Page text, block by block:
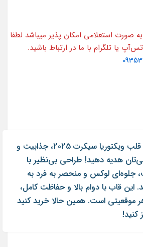
استعلامی امکان پذیر میباشد لطفا
یا تلگرام با ما در ارتباط باشید.
با قاب آیفون براش و قلب ویکتوریا سیکرت 2025، جذابیت و
هدیه دهید! طراحی بی‌نظیر با
لوکس و منحصر به فرد به
قاب با دوام بالا و حفاظت کامل،
است. همین حالا خرید کنید
کنید!